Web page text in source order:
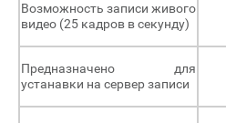
Возможность записи живого
видео (25 кадров в секунду)
Предназначено для
устанавки на сервер записи